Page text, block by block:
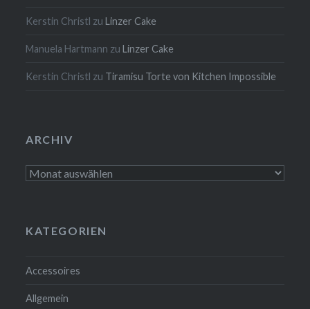
Kerstin Christl zuLinzer Cake
Manuela Hartmann zuLinzer Cake
Kerstin Christl zu Tiramisu Torte von Kitchen Impossible
ARCHIV
Archiv
KATEGORIEN
Accessoires
Allgemein